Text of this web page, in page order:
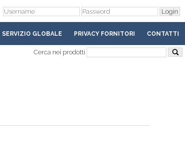
SERVIZIO GLOBALE PRIVACY FORNITORI CONTATTI
Cerca nei prodotti